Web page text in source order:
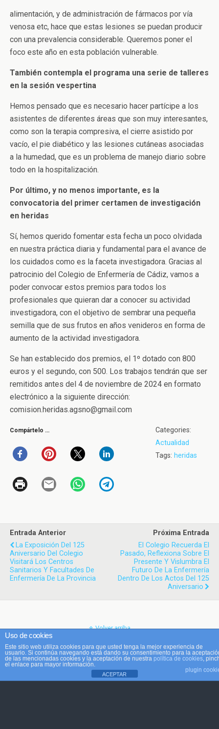
alimentación, y de administración de fármacos por vía
venosa etc, hace que estas lesiones se puedan producir
con una prevalencia considerable. Queremos poner el
foco este año en esta población vulnerable.
También contempla el programa una serie de talleres
en la sesión vespertina
Hemos pensado que es necesario hacer partícipe a los
asistentes de diferentes áreas que son muy interesantes,
como son la terapia compresiva, el cierre asistido por
vacío, el pie diabético y las lesiones cutáneas asociadas
a la humedad, que es un problema de manejo diario sobre
todo en la hospitalización.
Por último, y no menos importante, es la
convocatoria del primer certamen de investigación
en heridas
Sí, hemos querido fomentar esta fecha un poco olvidada
en nuestra práctica diaria y fundamental para el avance de
los cuidados como es la faceta investigadora. Gracias al
patrocinio del Colegio de Enfermería de Cádiz, vamos a
poder convocar estos premios para todos los
profesionales que quieran dar a conocer su actividad
investigadora, con el objetivo de sembrar una pequeña
semilla que de sus frutos en años venideros en forma de
aumento de la actividad investigadora.
Se han establecido dos premios, el 1º dotado con 800
euros y el segundo, con 500. Los trabajos tendrán que ser
remitidos antes del 4 de noviembre de 2024 en formato
electrónico a la siguiente dirección:
comision.heridas.agsno@gmail.com
Compártelo …
Categories:
Actualidad
Tags: heridas
Entrada Anterior
La Exposición Del 125
Aniversario Del Colegio
Visitará Los Centros
Sanitarios Y Facultades De
Enfermería De La Provincia
Próxima Entrada
El Colegio Recuerda El
Pasado, Reflexiona Sobre El
Presente Y Vislumbra El
Futuro De La Enfermería
Dentro De Los Actos Del 125
Aniversario
Volver arriba
Móvil Escritorio
Uso de cookies
Este sitio web utiliza cookies para que usted tenga la mejor experiencia de
usuario. Si continúa navegando está dando su consentimiento para la
de las mencionadas cookies y la aceptación de nuestra política de cookies ,
el enlace para mayor información.
plugin
ACEPTAR